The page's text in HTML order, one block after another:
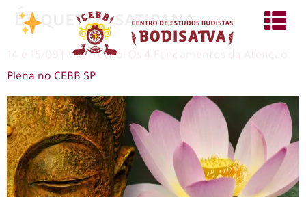
Étiquette : satipana
14 e 15/09 | Minirretiro: Os 4 Fundamentos da Atenção
Plena no CEBB SP